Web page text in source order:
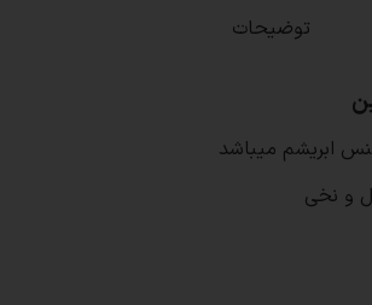
توضیحات
ابریشم میباشد
و نخی